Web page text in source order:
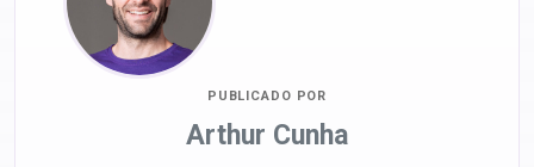
PUBLICADO POR
Arthur Cunha